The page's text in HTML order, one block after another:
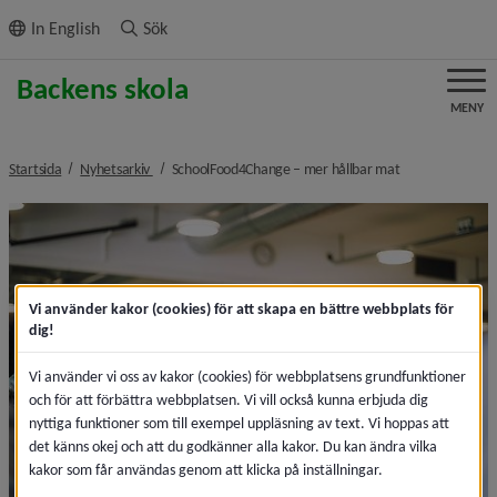
innehållet
In English Sök
MENY
Startsida Nyhetsarkiv nivå i brödsmulenavigeringen
SchoolFood4Change – mer hållbar matnivå i
Vi använder kakor (cookies) för att skapa en bättre webbplats för
dig!
Vi använder vi oss av kakor (cookies) för webbplatsens grundfunktioner
och för att förbättra webbplatsen. Vi vill också kunna erbjuda dig
nyttiga funktioner som till exempel uppläsning av text. Vi hoppas att
det känns okej och att du godkänner alla kakor. Du kan ändra vilka
kakor som får användas genom att klicka på inställningar.